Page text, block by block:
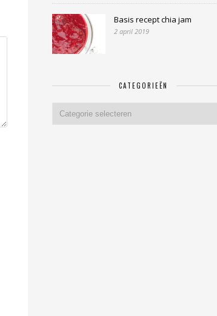
Basis recept chia jam
2 april 2019
CATEGORIEËN